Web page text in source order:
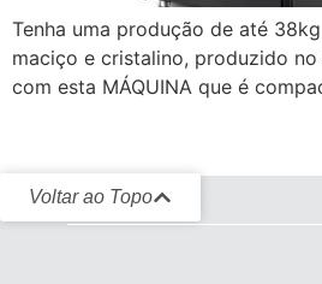
Tenha uma produção de até
maciço e cristalino, produzido
com esta MÁQUINA que é
Voltar ao Topo